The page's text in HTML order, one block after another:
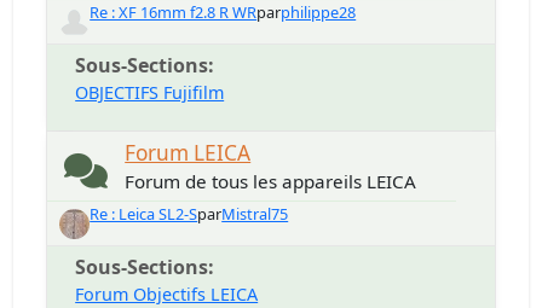
Re : XF 16mm f2.8 R WRparphilippe28
Sous-Sections
OBJECTIFS Fujifilm
Forum LEICA
Forum de tous les appareils LEICA
Re : Leica SL2-SparMistral75
Sous-Sections
Forum Objectifs LEICA